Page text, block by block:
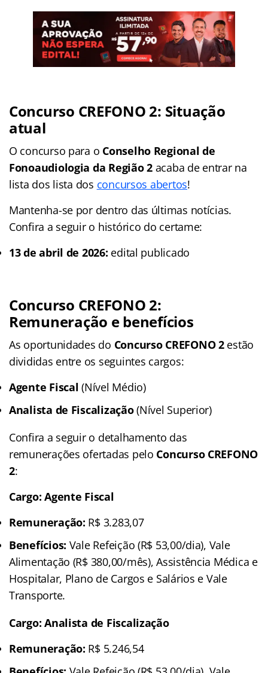
Concurso CREFONO 2: Situação
atual
O concurso para o Conselho Regional de
Fonoaudiologia da Região 2acaba de entrar na
lista dos lista dos concursos abertos!
Mantenha-se por dentro das últimas notícias.
Confira a seguir o histórico do certame:
13 de abril de 2026: edital publicado
Concurso CREFONO 2:
Remuneração e benefícios
As oportunidades do Concurso CREFONO 2estão
divididas entre os seguintes cargos:
Agente Fiscal (Nível Médio)
Analista de Fiscalização(Nível Superior)
Confira a seguir o detalhamento das
remunerações ofertadas pelo Concurso CREFONO
2:
Cargo: Agente Fiscal
Remuneração: R$ 3.283,07
Benefícios: Vale Refeição (R$ 53,00/dia), Vale
Alimentação (R$ 380,00/mês), Assistência Médica e
Hospitalar, Plano de Cargos e Salários e Vale
Transporte.
Cargo: Analista de Fiscalização
Remuneração: R$ 5.246,54